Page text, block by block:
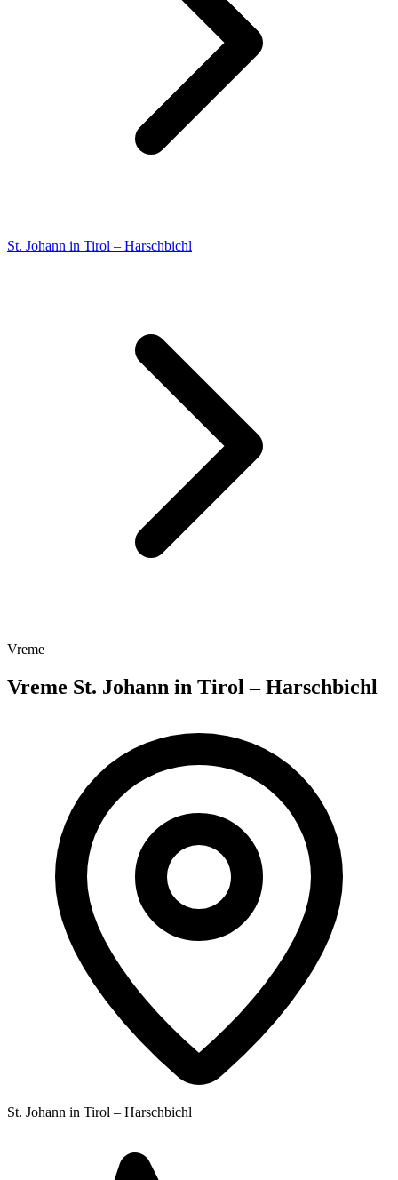
St. Johann in Tirol – Harschbichl
Vreme
Vreme St. Johann in Tirol – Harschbichl
St. Johann in Tirol – Harschbichl